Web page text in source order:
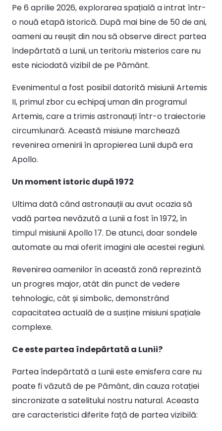
Pe 6 aprilie 2026, explorarea spațială a intrat într-
o nouă etapă istorică. După mai bine de 50 de ani,
oameni au reușit din nou să observe direct partea
îndepărtată a Lunii, un teritoriu misterios care nu
este niciodată vizibil de pe Pământ.
Evenimentul a fost posibil datorită misiunii Artemis
II, primul zbor cu echipaj uman din programul
Artemis, care a trimis astronauți într-o traiectorie
circumlunară. Această misiune marchează
revenirea omenirii în apropierea Lunii după era
Apollo.
Un moment istoric după 1972
Ultima dată când astronauții au avut ocazia să
vadă partea nevăzută a Lunii a fost în 1972, în
timpul misiunii Apollo 17. De atunci, doar sondele
automate au mai oferit imagini ale acestei regiuni.
Revenirea oamenilor în această zonă reprezintă
un progres major, atât din punct de vedere
tehnologic, cât și simbolic, demonstrând
capacitatea actuală de a susține misiuni spațiale
complexe.
Ce este partea îndepărtată a Lunii?
Partea îndepărtată a Lunii este emisfera care nu
poate fi văzută de pe Pământ, din cauza rotației
sincronizate a satelitului nostru natural. Aceasta
are caracteristici diferite față de partea vizibilă: